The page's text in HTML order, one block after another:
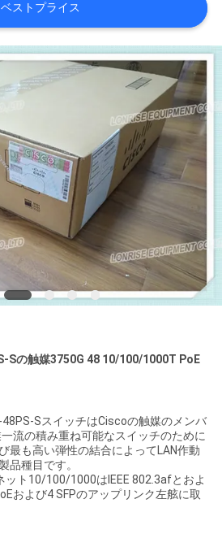
ベストプライス
Sの触媒3750G 48 10/100/1000T PoE
SスイッチはCiscoの触媒のメンバ
流の積み重ね可能なスイッチのために
最も高い弾性の結合によってLAN作動
品種目です。
ット10/100/1000はIEEE 802.3afとおよ
および4 SFPのアップリンク左舷に取